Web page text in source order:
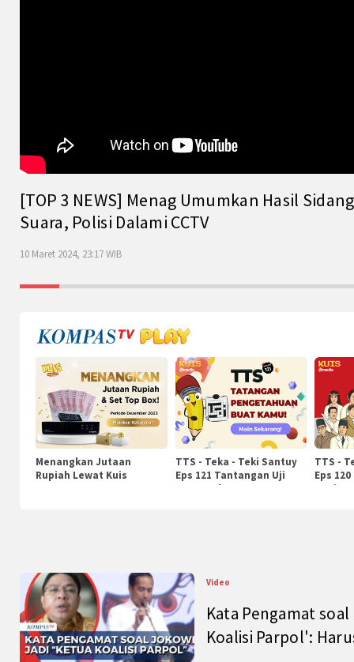
[TOP 3 NEWS] Menag Umumkan Hasil
Suara, Polisi Dalami CCTV
10 Maret 2024, 23:17 WIB
Menangkan Jutaan
Rupiah Lewat Kuis
TTS - Teka - Teki Santuy
Eps 121 Tantangan Uji
Pengetahuan
TTS -
Eps
Video
Kata Pengamat
Koalisi Parpol':